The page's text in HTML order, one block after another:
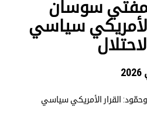
المفتي سوسان
الأمريكي سياسي
القرار الأمريكي سياسي